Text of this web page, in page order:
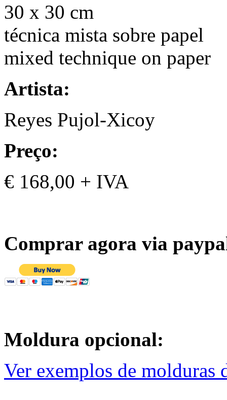
30 x 30 cm
técnica mista sobre papel
mixed technique on paper
Artista:
Reyes Pujol-Xicoy
Preço:
€ 168,00 + IVA
Comprar agora via
Moldura opcional:
Ver exemplos de molduras